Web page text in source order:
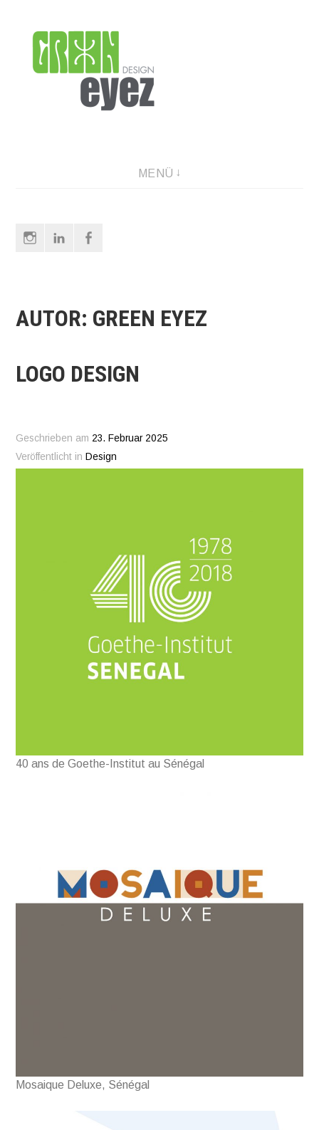
zum
Inhalt
graphic design & photography
MENÜ
InstagramLinkedIn
AUTOR: GREEN EYEZ
LOGO DESIGN
Geschrieben am 23. Februar 2025
Veröffentlicht in Design
40 ans de Goethe-Institut au Sénégal
Mosaique Deluxe, Sénégal